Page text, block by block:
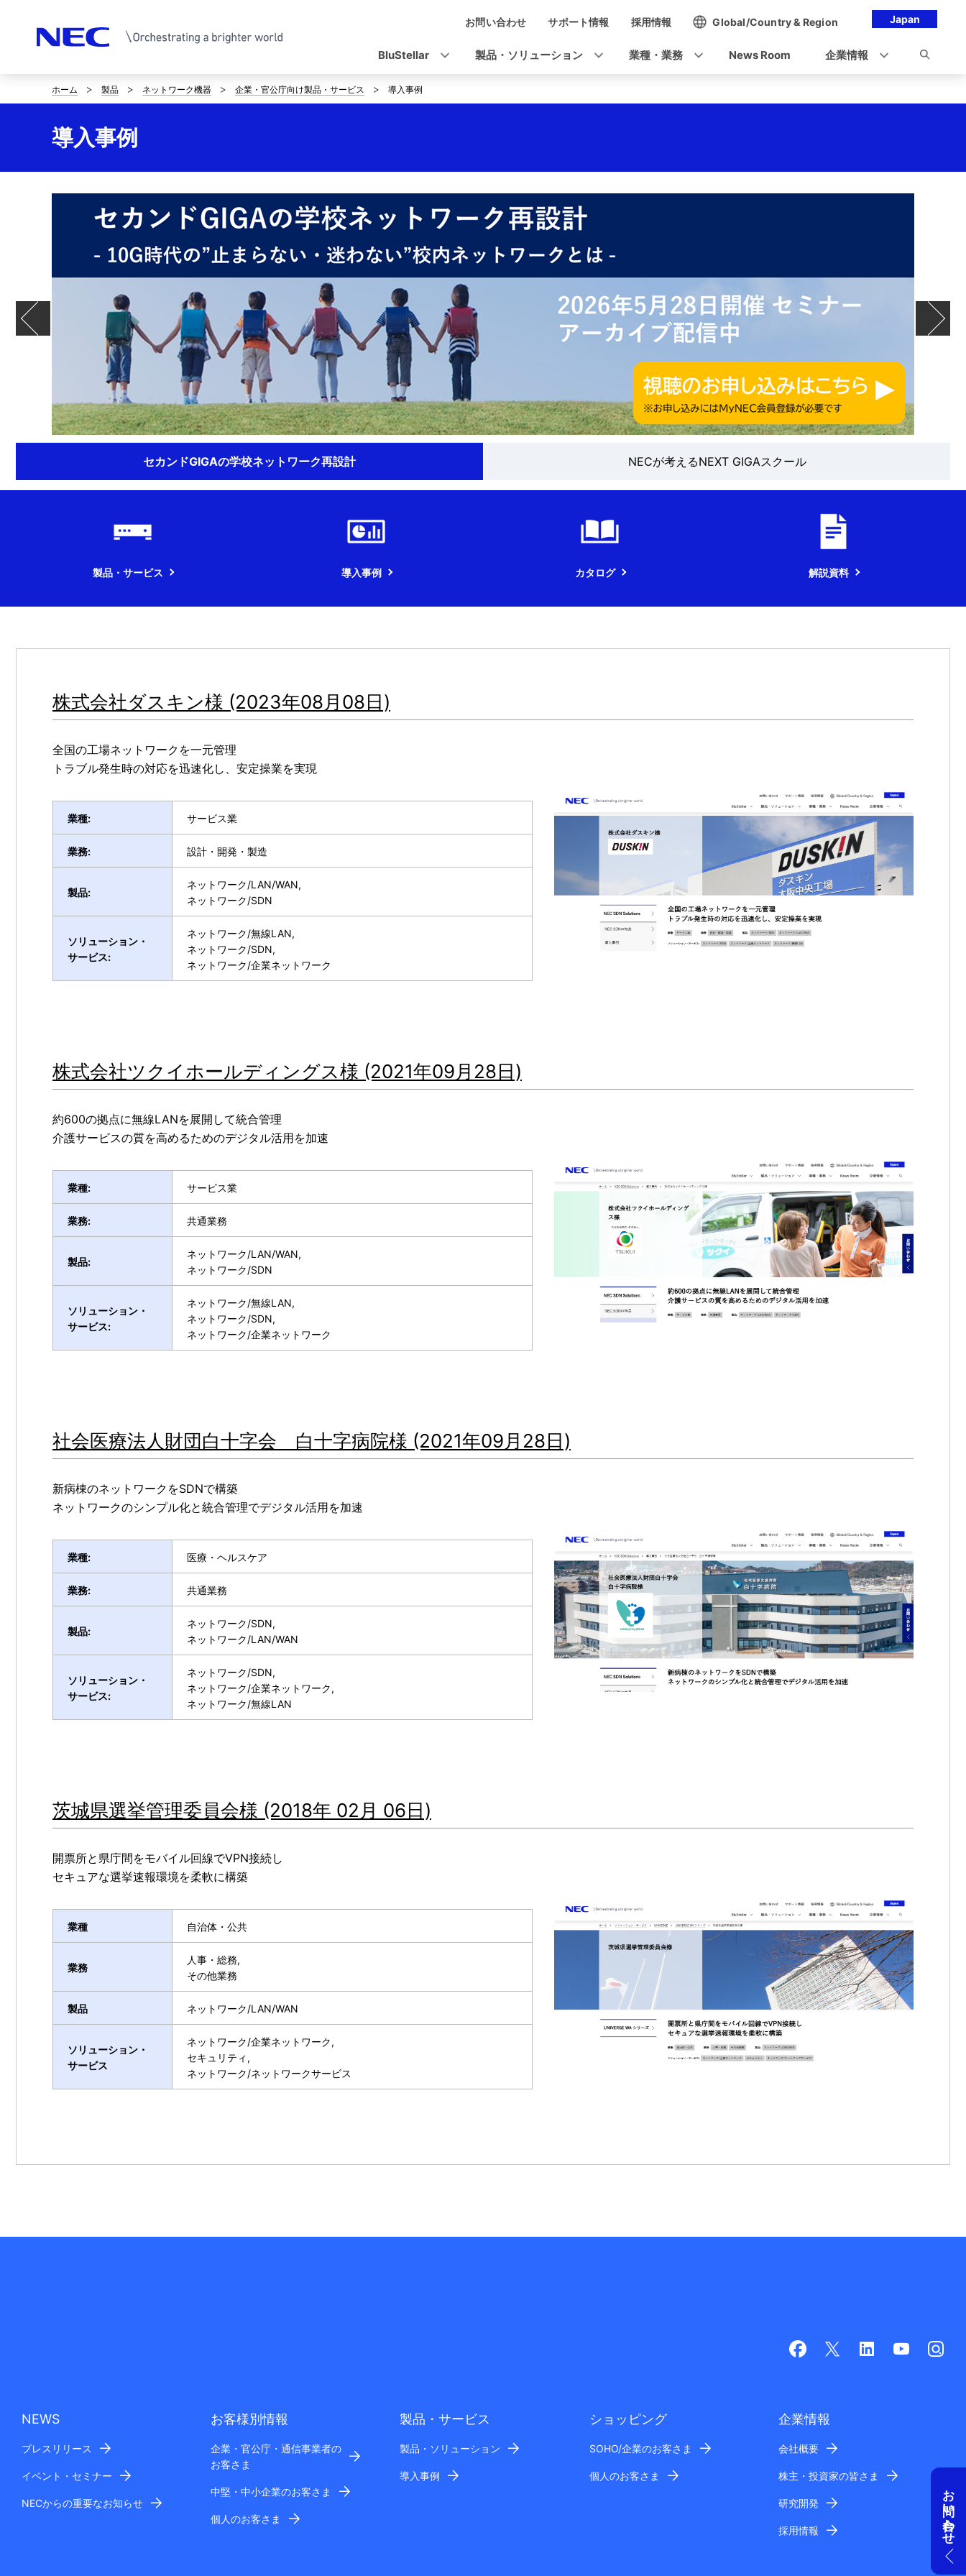
Japan
ゲ
ー
お問い合わせ サポート情報 採用情報 Global/Country & Region
BluStellar 製品・ソリューション 業種・業務 News Room 企業情報
サ
イ
ト
ホーム 製品 ネットワーク機器 企業・官公庁向け製品・サービス 導入事例
導入事例
セカンドGIGAの学校ネットワーク再設計 NECが考えるNEXT GIGAスクール
製品・サービス 導入事例 カタログ 解説資料
株式会社ダスキン様 (2023年08月08日)
全国の工場ネットワークを一元管理
トラブル発生時の対応を迅速化し、安定操業を実現
業種: サービス業
業務: 設計・開発・製造
製品:
ネットワーク/LAN/WAN,
ネットワーク/SDN
ソリューション・
サービス:
ネットワーク/無線LAN,
ネットワーク/SDN,
ネットワーク/企業ネットワーク
株式会社ツクイホールディングス様 (2021年09月28日)
約600の拠点に無線LANを展開して統合管理
介護サービスの質を高めるためのデジタル活用を加速
業種: サービス業
業務: 共通業務
製品:
ネットワーク/LAN/WAN,
ネットワーク/SDN
ソリューション・
サービス:
ネットワーク/無線LAN,
ネットワーク/SDN,
ネットワーク/企業ネットワーク
社会医療法人財団白十字会 白十字病院様 (2021年09月28日)
新病棟のネットワークをSDNで構築
ネットワークのシンプル化と統合管理でデジタル活用を加速
業種: 医療・ヘルスケア
業務: 共通業務
製品:
ネットワーク/SDN,
ネットワーク/LAN/WAN
ソリューション・
サービス:
ネットワーク/SDN,
ネットワーク/企業ネットワーク,
ネットワーク/無線LAN
茨城県選挙管理委員会様 (2018年 02月 06日)
開票所と県庁間をモバイル回線でVPN接続し
セキュアな選挙速報環境を柔軟に構築
業種 自治体・公共
業務
人事・総務,
その他業務
製品 ネットワーク/LAN/WAN
ソリューション・
サービス
ネットワーク/企業ネットワーク,
セキュリティ,
ネットワーク/ネットワークサービス
お問い合わせ
NEWS
プレスリリース
イベント・セミナー
NECからの重要なお知らせ
お客様別情報
企業・官公庁・通信事業者の
お客さま
中堅・中小企業のお客さま
個人のお客さま
製品・サービス
製品・ソリューション
導入事例
ショッピング
SOHO/企業のお客さま
個人のお客さま
企業情報
会社概要
株主・投資家の皆さま
研究開発
採用情報